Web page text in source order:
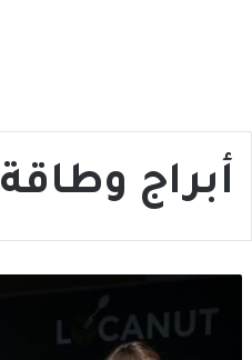
أبراج وطاقة
سويفت
وترافيس